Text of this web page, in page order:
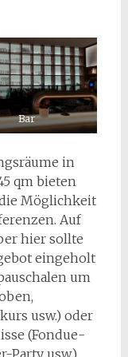
Bar
in
qm bieten
Möglichkeit
Auf
hier sollte
eingeholt
um
usw.) oder
(Fondue-
Party usw.)